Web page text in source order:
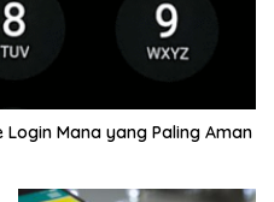
Login Mana yang Paling Aman